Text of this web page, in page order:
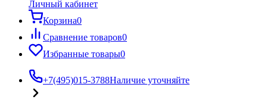
Личный кабинет
Корзина0
Сравнение товаров0
Избранные товары0
+7(495)015-3788Наличие уточняйте